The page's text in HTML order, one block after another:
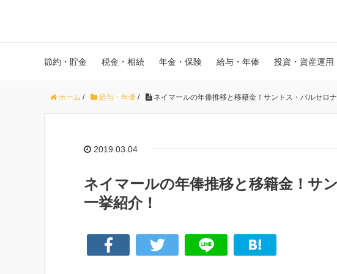
節約・貯金 税金・相続 年金・保険 給与・年俸 投資・資産運用
ホーム / 給与・年俸 / ネイマールの年俸推移と移籍金！サントス・バルセロ
2019.03.04
ネイマールの年俸推移と移籍金！サ
一挙紹介！